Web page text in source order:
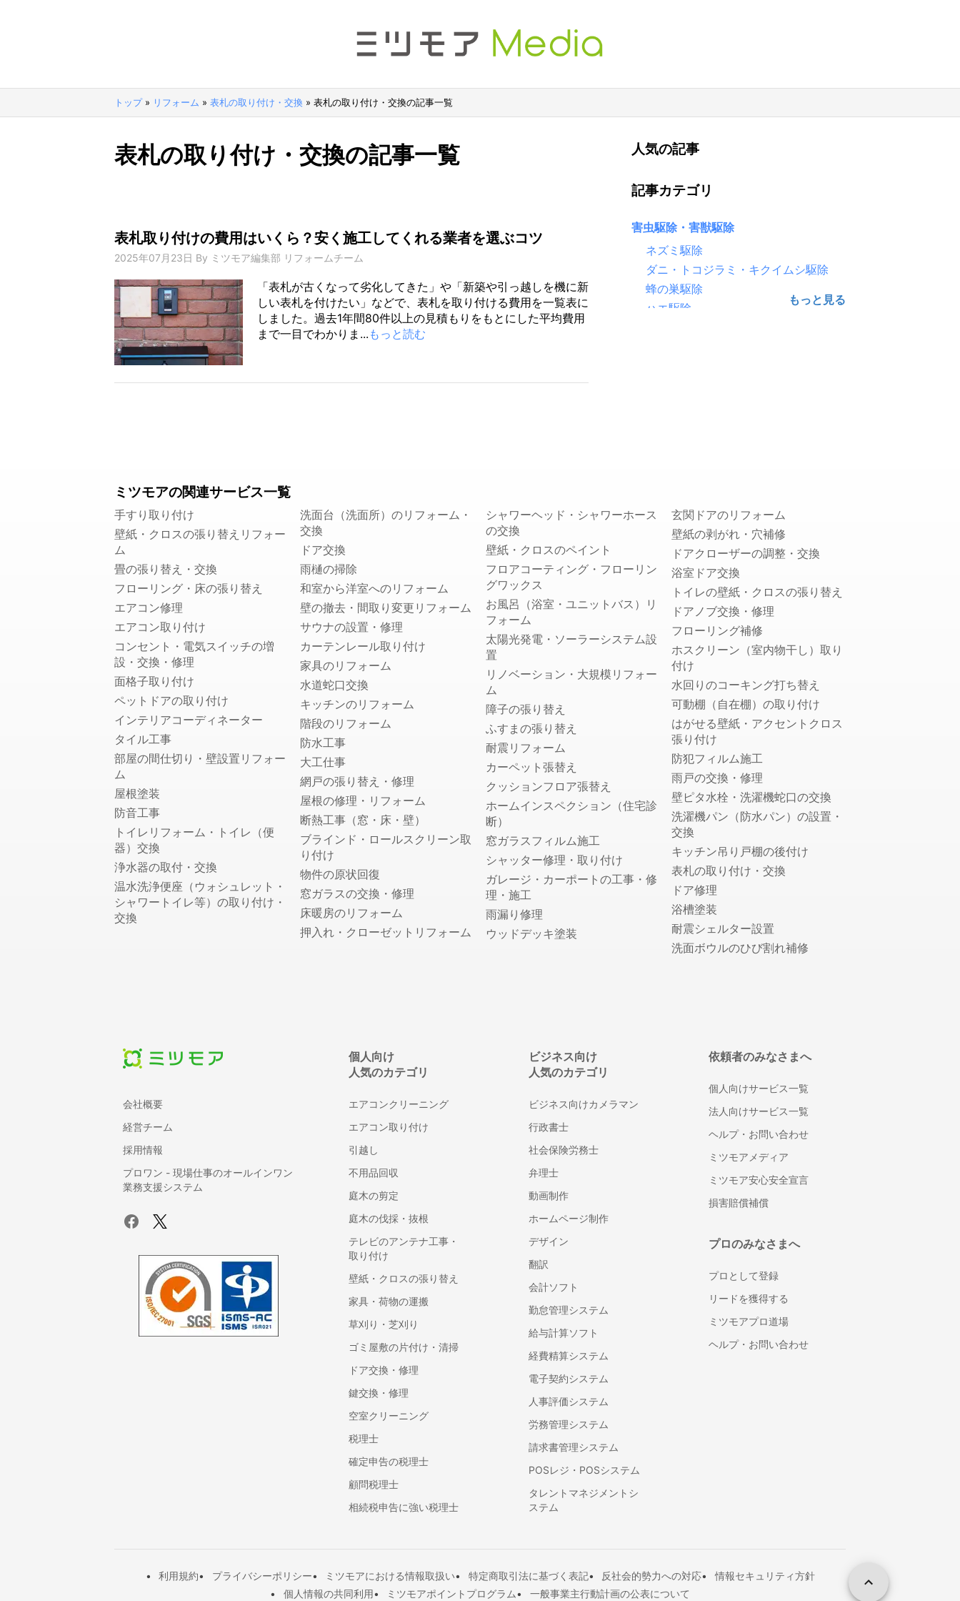
トップ» リフォーム » 表札の取り付け・交換 » 表札の取り付け・交換の記事一覧
表札の取り付け・交換の記事一覧
表札取り付けの費用はいくら？安く施工してくれる業者を選ぶコツ
2025年07月23日 By ミツモア編集部 リフォームチーム
「表札が古くなって劣化してきた」や「新築や引っ越しを機に新
しい表札を付けたい」などで、表札を取り付ける費用を一覧表に
しました。過去1年間80件以上の見積もりをもとにした平均費用
まで一目でわかりま... もっと読む
人気の記事
記事カテゴリ
害虫駆除・害獣駆除
ネズミ駆除
ダニ・トコジラミ・キクイムシ駆除
蜂の巣駆除
ハエ駆除
水のトラブル
水道のつまり修理
浄水器の取付・交換
水道蛇口交換
水道の水漏れ修理
シャワーヘッド・シャワーホースの交
排水管洗浄
トイレの故障・修理
蛇口の水漏れ修理
トイレのつまり修理
お風呂の排水口つまり修理
壁ピタ水栓・洗濯機蛇口の交換
会社設立・起業開業に強い税理士
顧問税理士
法人税の節税に強い税理士
相続税申告に強い税理士
融資・資金調達に強い税理士
確定申告の税理士
生前贈与に強い税理士
社会保険労務士
特許事務所・特許出願に強い弁理士
意匠登録に強い事務所・弁理士
商標登録・出願に強い事務所・弁理士
結婚式の写真撮影
フォトウエディング・前撮りの出張撮
遺影・生前撮影
成人式写真の前撮り・出張撮影
ニューボーンフォトの出張撮影
七五三写真の出張撮影
婚活写真・お見合い写真撮影
遺産相続手続き代行に強い行政書士
ミツモアの関連サービス一覧
手すり取り付け
壁紙・クロスの張り替えリフォー
ム
畳の張り替え・交換
フローリング・床の張り替え
エアコン修理
エアコン取り付け
コンセント・電気スイッチの増
設・交換・修理
面格子取り付け
ペットドアの取り付け
インテリアコーディネーター
タイル工事
部屋の間仕切り・壁設置リフォー
ム
屋根塗装
防音工事
トイレリフォーム・トイレ（便
器）交換
浄水器の取付・交換
温水洗浄便座（ウォシュレット・
シャワートイレ等）の取り付け・
交換
洗面台（洗面所）のリフォーム・
交換
ドア交換
雨樋の掃除
和室から洋室へのリフォーム
壁の撤去・間取り変更リフォーム
サウナの設置・修理
カーテンレール取り付け
家具のリフォーム
水道蛇口交換
キッチンのリフォーム
階段のリフォーム
防水工事
大工仕事
網戸の張り替え・修理
屋根の修理・リフォーム
断熱工事（窓・床・壁）
ブラインド・ロールスクリーン取
り付け
物件の原状回復
窓ガラスの交換・修理
床暖房のリフォーム
押入れ・クローゼットリフォーム
シャワーヘッド・シャワーホース
の交換
壁紙・クロスのペイント
フロアコーティング・フローリン
グワックス
お風呂（浴室・ユニットバス）リ
フォーム
太陽光発電・ソーラーシステム設
置
リノベーション・大規模リフォー
ム
障子の張り替え
ふすまの張り替え
耐震リフォーム
カーペット張替え
クッションフロア張替え
ホームインスペクション（住宅診
断）
窓ガラスフィルム施工
シャッター修理・取り付け
ガレージ・カーポートの工事・修
理・施工
雨漏り修理
ウッドデッキ塗装
玄関ドアのリフォーム
壁紙の剥がれ・穴補修
ドアクローザーの調整・交換
浴室ドア交換
トイレの壁紙・クロスの張り替え
ドアノブ交換・修理
フローリング補修
ホスクリーン（室内物干し）取り
付け
水回りのコーキング打ち替え
可動棚（自在棚）の取り付け
はがせる壁紙・アクセントクロス
張り付け
防犯フィルム施工
雨戸の交換・修理
壁ピタ水栓・洗濯機蛇口の交換
洗濯機パン（防水パン）の設置・
交換
キッチン吊り戸棚の後付け
表札の取り付け・交換
ドア修理
浴槽塗装
耐震シェルター設置
洗面ボウルのひび割れ補修
会社概要
経営チーム
採用情報
プロワン - 現場仕事のオールインワン
業務支援システム
個人向け
人気のカテゴリ
エアコンクリーニング
エアコン取り付け
引越し
不用品回収
庭木の剪定
庭木の伐採・抜根
テレビのアンテナ工事・
取り付け
壁紙・クロスの張り替え
家具・荷物の運搬
草刈り・芝刈り
ゴミ屋敷の片付け・清掃
ドア交換・修理
鍵交換・修理
空室クリーニング
税理士
確定申告の税理士
顧問税理士
相続税申告に強い税理士
ビジネス向け
人気のカテゴリ
ビジネス向けカメラマン
行政書士
社会保険労務士
弁理士
動画制作
ホームページ制作
デザイン
翻訳
会計ソフト
勤怠管理システム
給与計算ソフト
経費精算システム
電子契約システム
人事評価システム
労務管理システム
請求書管理システム
POSレジ・POSシステム
タレントマネジメントシ
ステム
依頼者のみなさまへ
個人向けサービス一覧
法人向けサービス一覧
ヘルプ・お問い合わせ
ミツモアメディア
ミツモア安心安全宣言
損害賠償補償
プロのみなさまへ
プロとして登録
リードを獲得する
ミツモアプロ道場
ヘルプ・お問い合わせ
利用規約 プライバシーポリシー ミツモアにおける情報取扱い 特定商取引法に基づく表記 反社会的勢力への対応
情報セキュリティ方針
個人情報の共同利用
ミツモアポイントプログラム 一般事業主行動計画の公表について